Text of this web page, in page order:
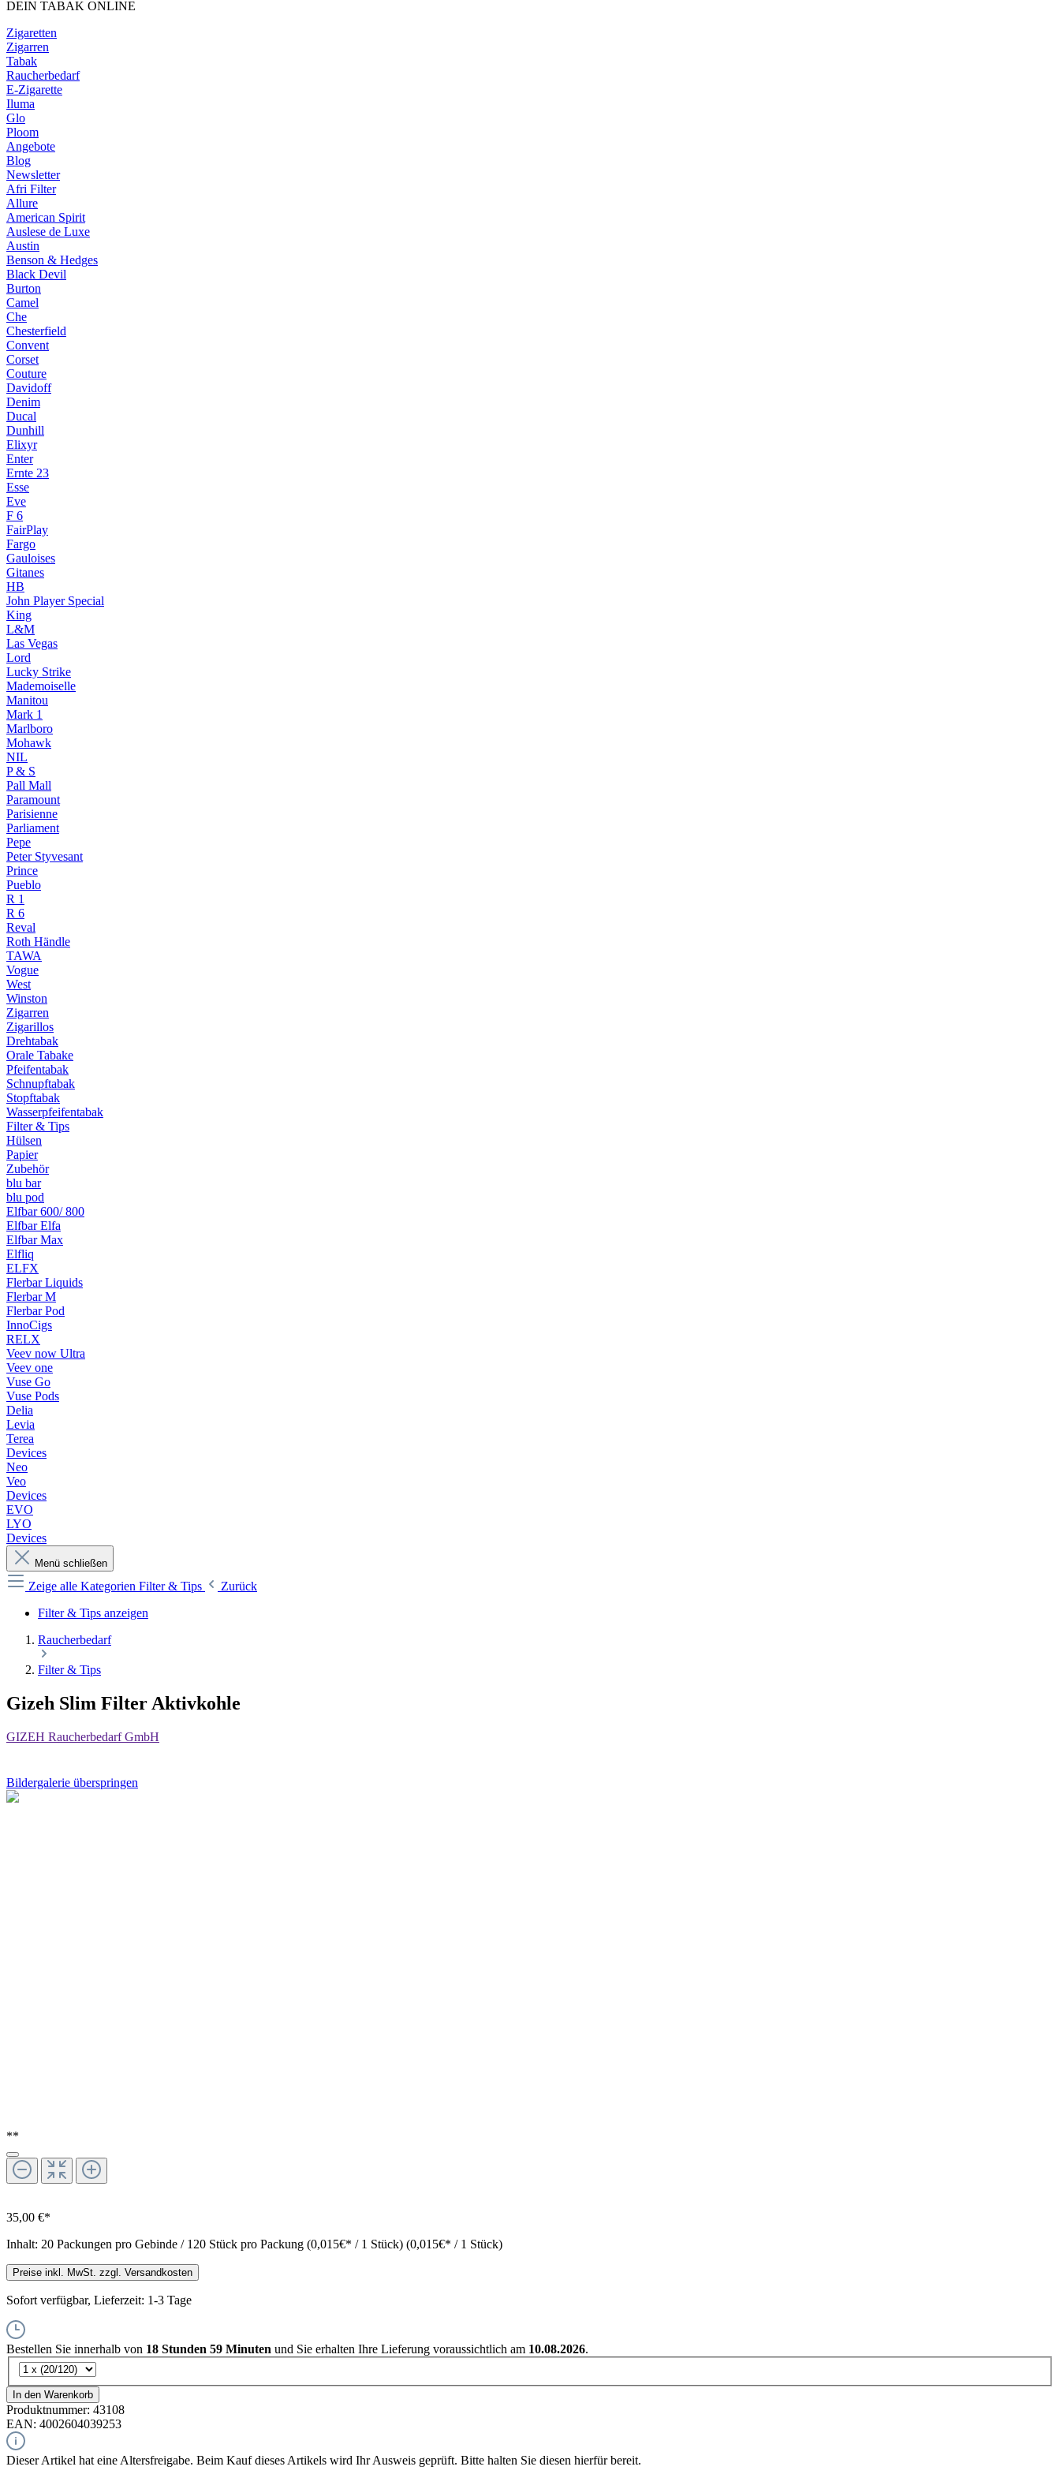
DEIN TABAK ONLINE
Zigaretten
Zigarren
Tabak
Raucherbedarf
E-Zigarette
Iluma
Glo
Ploom
Angebote
Blog
Newsletter
Afri Filter
Allure
American Spirit
Auslese de Luxe
Austin
Benson & Hedges
Black Devil
Burton
Camel
Che
Chesterfield
Convent
Corset
Couture
Davidoff
Denim
Ducal
Dunhill
Elixyr
Enter
Ernte 23
Esse
Eve
F 6
FairPlay
Fargo
Gauloises
Gitanes
HB
John Player Special
King
L&M
Las Vegas
Lord
Lucky Strike
Mademoiselle
Manitou
Mark 1
Marlboro
Mohawk
NIL
P & S
Pall Mall
Paramount
Parisienne
Parliament
Pepe
Peter Styvesant
Prince
Pueblo
R 1
R 6
Reval
Roth Händle
TAWA
Vogue
West
Winston
Zigarren
Zigarillos
Drehtabak
Orale Tabake
Pfeifentabak
Schnupftabak
Stopftabak
Wasserpfeifentabak
Filter & Tips
Hülsen
Papier
Zubehör
blu bar
blu pod
Elfbar 600/ 800
Elfbar Elfa
Elfbar Max
Elfliq
ELFX
Flerbar Liquids
Flerbar M
Flerbar Pod
InnoCigs
RELX
Veev now Ultra
Veev one
Vuse Go
Vuse Pods
Delia
Levia
Terea
Devices
Neo
Veo
Devices
EVO
LYO
Devices
Menü schließen
Zeige alle Kategorien Filter & Tips
Zurück
Filter & Tips anzeigen
Raucherbedarf
Filter & Tips
Gizeh Slim Filter Aktivkohle
GIZEH Raucherbedarf GmbH
Bildergalerie überspringen
**
35,00 €*
Inhalt: 20 Packungen pro Gebinde / 120 Stück pro Packung (0,015€* / 1 Stück) (0,015€* / 1 Stück)
Preise inkl. MwSt. zzgl. Versandkosten
Sofort verfügbar, Lieferzeit: 1-3 Tage
Bestellen Sie innerhalb von 18 Stunden 59 Minuten und Sie erhalten Ihre Lieferung voraussichtlich am 10.08.2026.
In den Warenkorb
Produktnummer: 43108
EAN: 4002604039253
Dieser Artikel hat eine Altersfreigabe. Beim Kauf dieses Artikels wird Ihr Ausweis geprüft. Bitte halten Sie diesen hierfür bereit.